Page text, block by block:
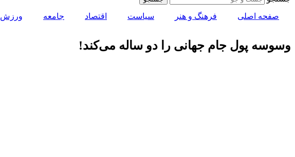
صفحه اصلی فرهنگ و هنر سیاست اقتصاد جامعه ورزش
وسوسه پول جام جهانی را دو ساله می‌کند!